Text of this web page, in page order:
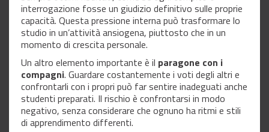
interrogazione fosse un giudizio definitivo sulle proprie
capacità. Questa pressione interna può trasformare lo
studio in un’attività ansiogena, piuttosto che in un
momento di crescita personale.
Un altro elemento importante è il paragone con i
compagni. Guardare costantemente i voti degli altri e
confrontarli con i propri può far sentire inadeguati anche
studenti preparati. Il rischio è confrontarsi in modo
negativo, senza considerare che ognuno ha ritmi e stili
di apprendimento differenti.